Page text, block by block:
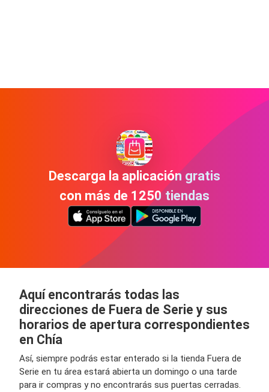
Descarga la aplicación gratis
con más de 1250 tiendas
Aquí encontrarás todas las
direcciones de Fuera de Serie y sus
horarios de apertura correspondientes
en Chía
Así, siempre podrás estar enterado si la tienda Fuera de
Serie en tu área estará abierta un domingo o una tarde
para ir compras y no encontrarás sus puertas cerradas.